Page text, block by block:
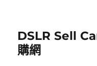
DSLR Sell
購網